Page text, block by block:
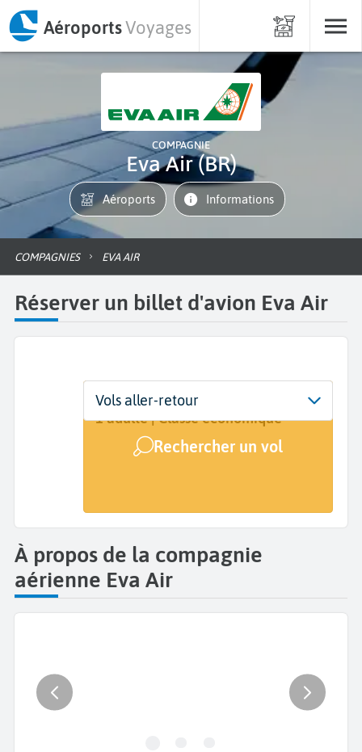
AéroportsVoyages
COMPAGNIE
Eva Air (BR)
Aéroports informations
COMPAGNIES EVA AIR
Réserver un billet d'avion Eva Air
Départ
De...
Dates
Dates de votre voyage
Voyageurs | Classe
1 adulte | Classe économique
Rechercher un vol
Vols aller-retour
À propos de la compagnie
aérienne Eva Air